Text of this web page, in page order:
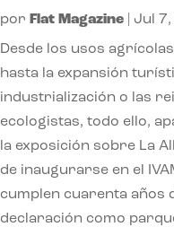
por Flat Magazine Jul
Desde los usos
hasta la expansión
industrialización o las
ecologistas, todo ello,
la exposición sobre La
de inaugurarse en el
cumplen cuarenta años
declaración como